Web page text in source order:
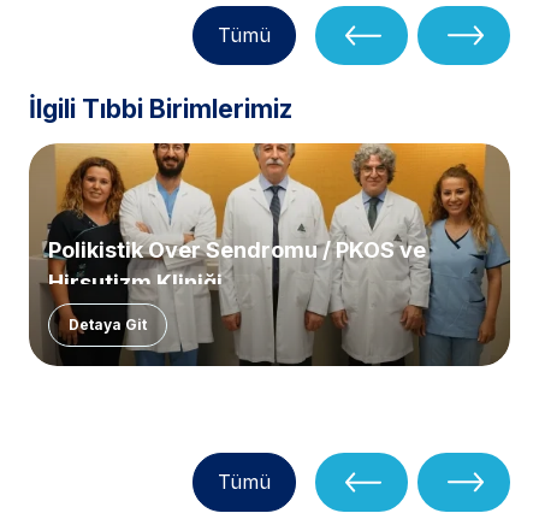
Tümü
İlgili Tıbbi Birimlerimiz
Polikistik Over Sendromu / PKOS ve
Hirsutizm Kliniği
Detaya Git
Tümü